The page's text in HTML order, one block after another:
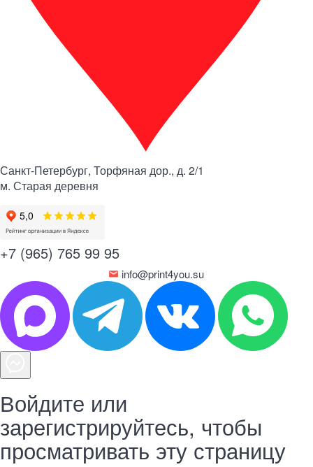
Санкт-Петербург, Торфяная дор., д. 2/1
м. Старая деревня
+7 (965) 765 99 95
info@print4you.su
Войдите или
зарегистрируйтесь, чтобы
просматривать эту страницу